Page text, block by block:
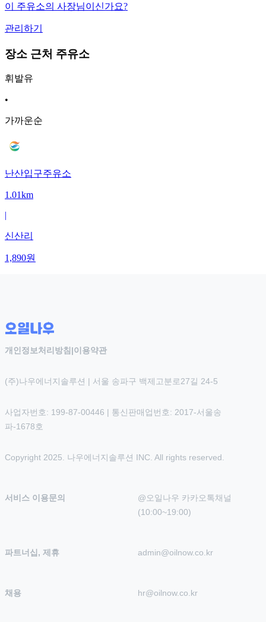
이 주유소의 사장님이신가요?
관리하기
장소 근처 주유소
휘발유
•
가까운순
난산입구주유소
1.01km
|
신산리
1,890원
개인정보처리방침 |이용약관
(주)나우에너지솔루션 | 서울 송파구 백제고분로27길 24-5
사업자번호: 199-87-00446 | 통신판매업번호: 2017-서울송
파-1678호
Copyright 2025. 나우에너지솔루션 INC. All rights reserved.
서비스 이용문의
@오일나우 카카오톡채널
(10:00~19:00)
파트너십, 제휴 admin@oilnow.co.kr
채용 hr@oilnow.co.kr